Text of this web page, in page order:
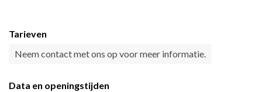
Tarieven
Neem contact met ons op voor meer informatie.
Data en openingstijden